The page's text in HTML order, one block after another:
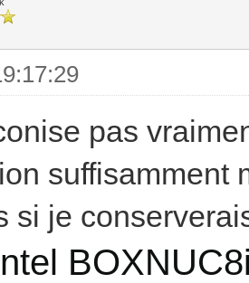
pas
suffisamment
si je